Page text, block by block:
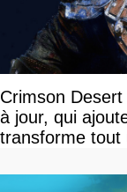
Crimson
à jour, qui
transforme tout